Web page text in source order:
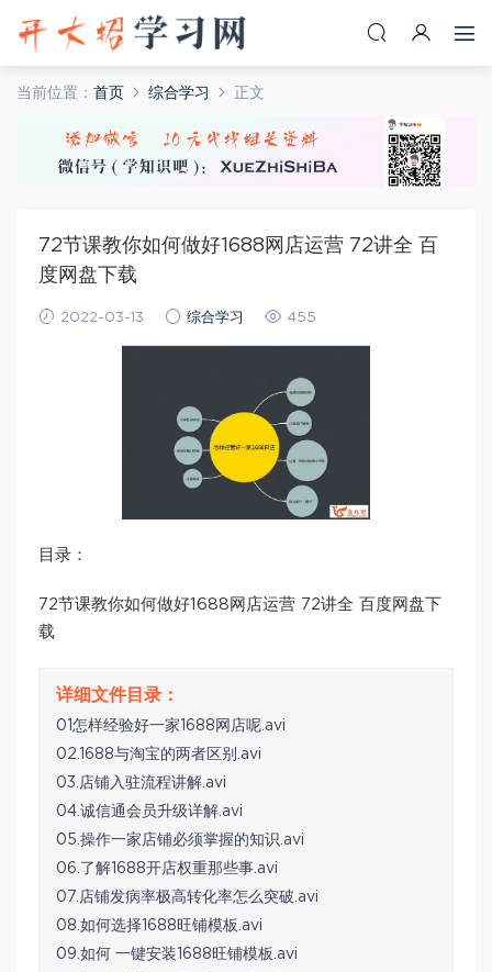
当前位置： 首页 综合学习 正文
72节课教你如何做好1688网店运营 72讲全 百
度网盘下载
2022-03-13 综合学习 455
目录：
72节课教你如何做好1688网店运营 72讲全 百度网盘下
载
01怎样经验好一家1688网店呢.avi
02.1688与淘宝的两者区别.avi
03.店铺入驻流程讲解.avi
04.诚信通会员升级详解.avi
05.操作一家店铺必须掌握的知识.avi
06.了解1688开店权重那些事.avi
07.店铺发病率极高转化率怎么突破.avi
08.如何选择1688旺铺模板.avi
09.如何 一键安装1688旺铺模板.avi